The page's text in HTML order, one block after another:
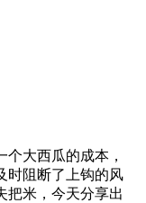
大西瓜的成本，
时阻断了上钩的风
把米，今天分享出